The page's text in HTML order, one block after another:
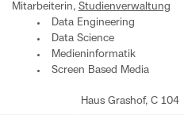
Mitarbeiterin, Studienverwaltung
Data Engineering
Data Science
Medieninformatik
Screen Based Media
Haus Grashof, C 104